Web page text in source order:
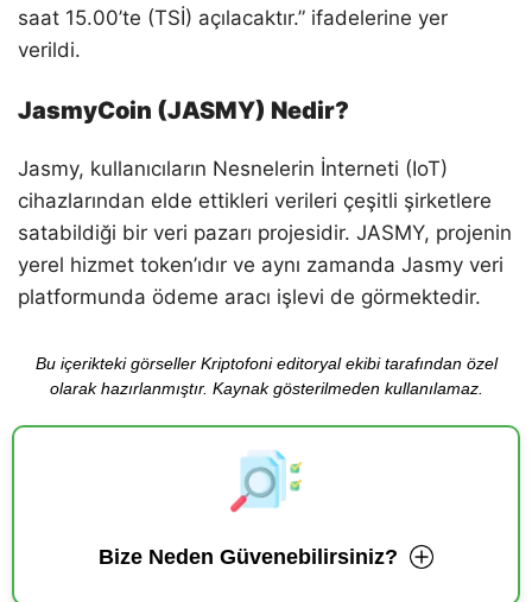
saat 15.00’te (TSİ) açılacaktır.” ifadelerine yer
verildi.
JasmyCoin (JASMY) Nedir?
Jasmy, kullanıcıların Nesnelerin İnterneti (IoT)
cihazlarından elde ettikleri verileri çeşitli şirketlere
satabildiği bir veri pazarı projesidir. JASMY, projenin
yerel hizmet token’ıdır ve aynı zamanda Jasmy veri
platformunda ödeme aracı işlevi de görmektedir.
Bu içerikteki görseller Kriptofoni editoryal ekibi tarafından özel
olarak hazırlanmıştır. Kaynak gösterilmeden kullanılamaz.
Bize Neden Güvenebilirsiniz?